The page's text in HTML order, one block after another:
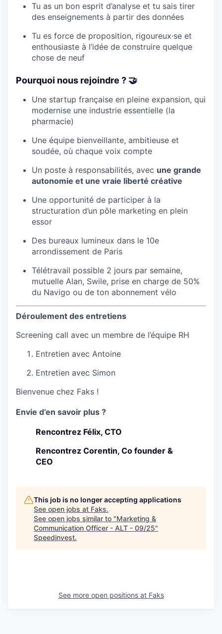
Tu as un bon esprit d’analyse et tu sais tirer
des enseignements à partir des données
Tu es force de proposition, rigoureux·se et
enthousiaste à l’idée de construire quelque
chose de neuf
Pourquoi nous rejoindre ? 🤝
Une startup française en pleine expansion, qui
modernise une industrie essentielle (la
pharmacie)
Une équipe bienveillante, ambitieuse et
soudée, où chaque voix compte
Un poste à responsabilités, avec une grande
autonomie et une vraie liberté créative
Une opportunité de participer à la
structuration d’un pôle marketing en plein
essor
Des bureaux lumineux dans le 10e
arrondissement de Paris
Télétravail possible 2 jours par semaine,
mutuelle Alan, Swile, prise en charge de 50%
du Navigo ou de ton abonnement vélo
Déroulement des entretiens
Screening call avec un membre de l’équipe RH
Entretien avec Antoine
Entretien avec Simon
Bienvenue chez Faks !
Envie d’en savoir plus ?
Rencontrez Félix, CTO
Rencontrez Corentin, Co founder &
CEO
This job is no longer accepting applications
See open jobs at Faks.
See open jobs similar to "Marketing &
Communication Officer - ALT - 09/25"
Speedinvest.
See more open positions at Faks